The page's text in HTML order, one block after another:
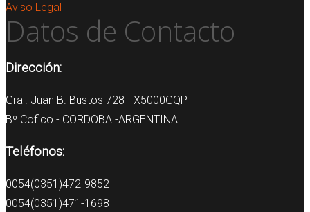
Aviso Legal
Datos de Contacto
Dirección:
Gral. Juan B. Bustos 728 - X5000GQP
Bº Cofico - CORDOBA -ARGENTINA
Teléfonos:
0054(0351)472-9852
0054(0351)471-1698